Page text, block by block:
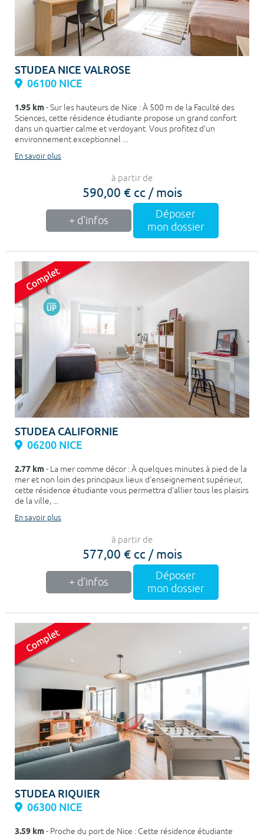
STUDEA NICE VALROSE
06100 NICE
1.95 km- Sur les hauteurs de Nice : À 500 m de la Faculté des
Sciences, cette résidence étudiante propose un grand confort
dans un quartier calme et verdoyant. Vous profitez d'un
environnement exceptionnel ...
En savoir plus
à partir de
590,00 € cc / mois
+ d'infos
Déposer
mon dossier
STUDEA CALIFORNIE
06200 NICE
2.77 km- La mer comme décor : À quelques minutes à pied de la
mer et non loin des principaux lieux d'enseignement supérieur,
cette résidence étudiante vous permettra d'allier tous les plaisirs
de la ville, ...
En savoir plus
à partir de
577,00 € cc / mois
+ d'infos
Déposer
mon dossier
STUDEA RIQUIER
06300 NICE
3.59 km- Proche du port de Nice : Cette résidence étudiante